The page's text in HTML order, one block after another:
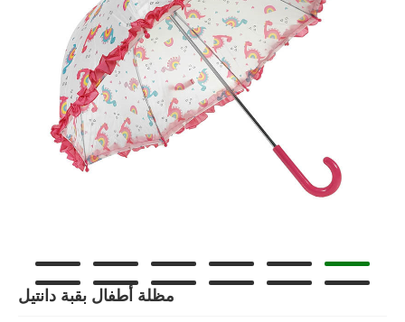
مظلة أطفال بقبة دانتيل